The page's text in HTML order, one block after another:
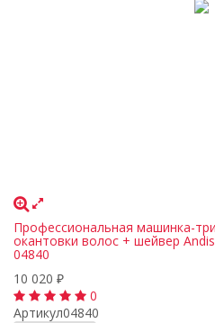
Профессиональная машинка-
окантовки волос + шейвер
04840
10 020 ₽
0
Артикул04840